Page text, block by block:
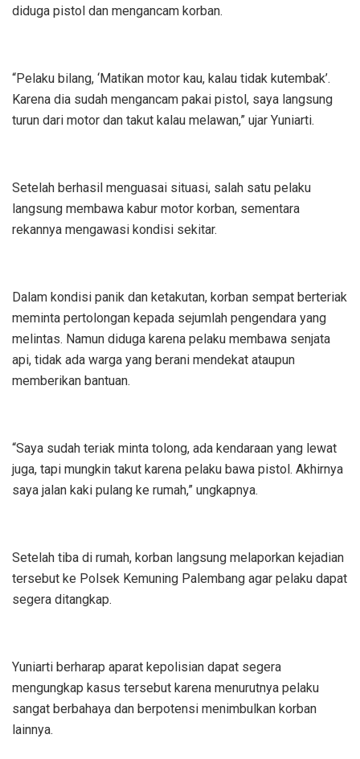
diduga pistol dan mengancam korban.
“Pelaku bilang, ‘Matikan motor kau, kalau tidak kutembak’.
Karena dia sudah mengancam pakai pistol, saya langsung
turun dari motor dan takut kalau melawan,” ujar Yuniarti.
Setelah berhasil menguasai situasi, salah satu pelaku
langsung membawa kabur motor korban, sementara
rekannya mengawasi kondisi sekitar.
Dalam kondisi panik dan ketakutan, korban sempat berteriak
meminta pertolongan kepada sejumlah pengendara yang
melintas. Namun diduga karena pelaku membawa senjata
api, tidak ada warga yang berani mendekat ataupun
memberikan bantuan.
“Saya sudah teriak minta tolong, ada kendaraan yang lewat
juga, tapi mungkin takut karena pelaku bawa pistol. Akhirnya
saya jalan kaki pulang ke rumah,” ungkapnya.
Setelah tiba di rumah, korban langsung melaporkan kejadian
tersebut ke Polsek Kemuning Palembang agar pelaku dapat
segera ditangkap.
Yuniarti berharap aparat kepolisian dapat segera
mengungkap kasus tersebut karena menurutnya pelaku
sangat berbahaya dan berpotensi menimbulkan korban
lainnya.